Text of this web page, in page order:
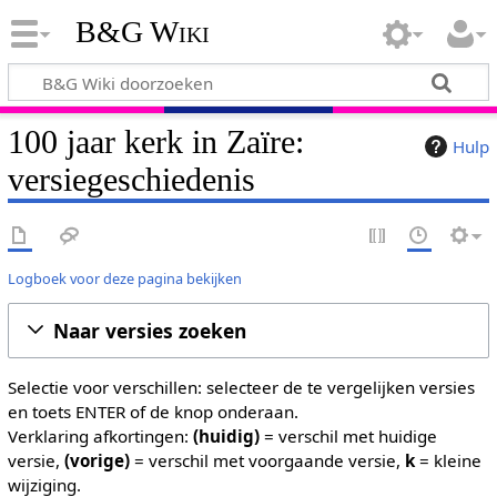
B&G Wiki
Hulp
100 jaar kerk in Zaïre:
versiegeschiedenis
Logboek voor deze pagina bekijken
Naar versies zoeken
Selectie voor verschillen: selecteer de te vergelijken versies
en toets ENTER of de knop onderaan.
Verklaring afkortingen: (huidig)= verschil met huidige
versie, (vorige)= verschil met voorgaande versie, k= kleine
wijziging.